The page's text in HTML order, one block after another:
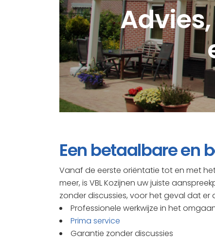
Een betaalbare en
Vanaf de eerste oriëntatie tot en met
meer, is VBL Kozijnen uw juiste
zonder discussies, voor het geval dat
Professionele werkwijze in het
Prima service
Garantie zonder discussies